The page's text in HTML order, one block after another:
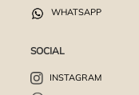
WHATSAPP
SOCIAL
INSTAGRAM